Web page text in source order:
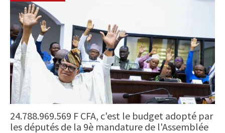
24.788.969.569 F CFA, c'est le budget adopté par
les députés de la 9è mandature de l'Assemblée